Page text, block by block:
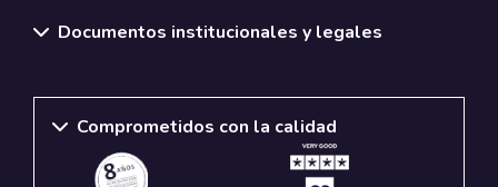
Documentos institucionales y legales
Comprometidos con la calidad